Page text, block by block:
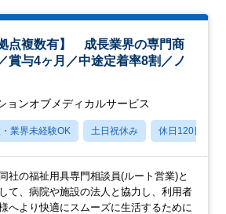
点複数有】 成長業界の専門商
賞与4ヶ月／中途定着率8割／ノ
ョンオブメディカルサービス
業界未経験OK 土日祝休み 休日120日以上
同社の福祉用具専門相談員(ルート営業)と
して、病院や施設の法人と協力し、利用者
へより快適にスムーズに生活するために